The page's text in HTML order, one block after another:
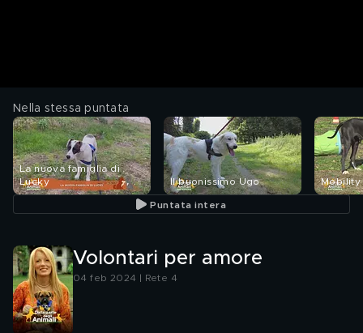
Nella stessa puntata
La nuova famiglia di
Lucky
Il buonissimo Ugo Mobility
Puntata intera
Volontari per amore
04 feb 2024 | Rete 4